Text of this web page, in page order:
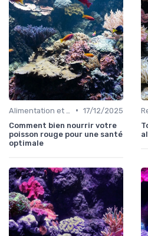
• 17/12/2025
Comment bien nourrir votre
poisson rouge pour une santé
optimale